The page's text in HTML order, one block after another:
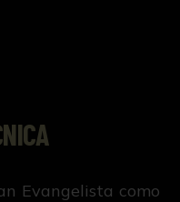
Evangelista como